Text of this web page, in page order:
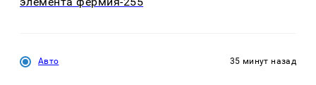
Авто 35 минут назад